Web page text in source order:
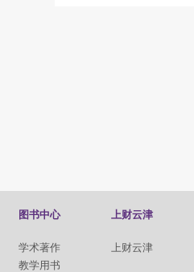
图书中心
学术著作
教学用书
上财云津
上财云津